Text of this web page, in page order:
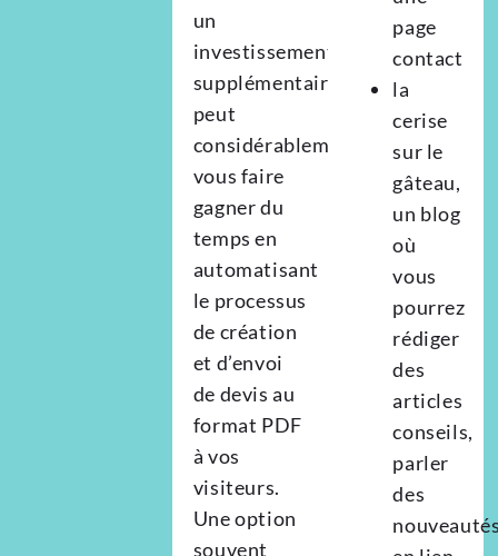
un
investissement
supplémentaire,
peut
considérablement
vous faire
gagner du
temps en
automatisant
le processus
de création
et d’envoi
de devis au
format PDF
à vos
visiteurs.
Une option
souvent
page
contact
la
cerise
sur le
gâteau,
un blog
où
vous
pourrez
rédiger
des
articles
conseils,
parler
des